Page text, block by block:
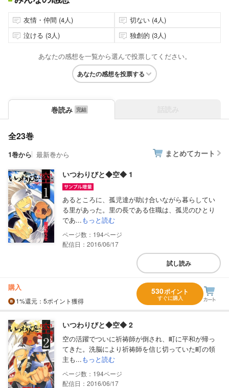
友情・仲間 (4人)
切ない (4人)
泣ける (3人)
独創的 (3人)
あなたの感想を一覧から選んで投票してください。
あなたの感想を投票する
巻読み
全23巻
1巻から 最新巻から まとめてカート
いつわりびと◆空◆ 1
あるところに、孤児達が助け合いながら暮らしてい
る里があった。里の長である住職は、孤児のひとり
であ...もっと読む
194
配信日：2016/06/17
試し読み
購入
1%還元 ：5ポイント獲得
530ポイント
すぐに購入
いつわりびと◆空◆ 2
空の活躍でついに祈祷師が倒され、町に平和が帰っ
てきた。洗脳により祈祷師を信じ切っていた町の領
主も...もっと読む
194
配信日：2016/06/17